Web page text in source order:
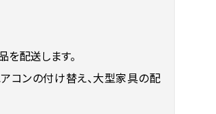
配送します。
コンの付け替え、大型家具の配